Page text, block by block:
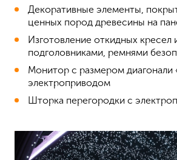
Декоративные элементы,
ценных пород древесины на
Изготовление откидных кресел
подголовниками, ремнями
Монитор с размером диагонали
электроприводом
Шторка перегородки с